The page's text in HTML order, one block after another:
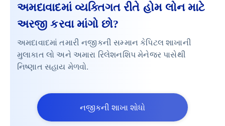
અમદાવાદમાં વ્યક્તિગત રીતે હોમ લોન માટે
અરજી કરવા માંગો છો?
અમદાવાદમાં તમારી નજીકની સમ્માન કેપિટલ શાખાની
મુલાકાત લો અને અમારા રિલેશનશિપ મેનેજર પાસેથી
નિષ્ણાત સહાય મેળવો.
નજીકની શાખા શોધો